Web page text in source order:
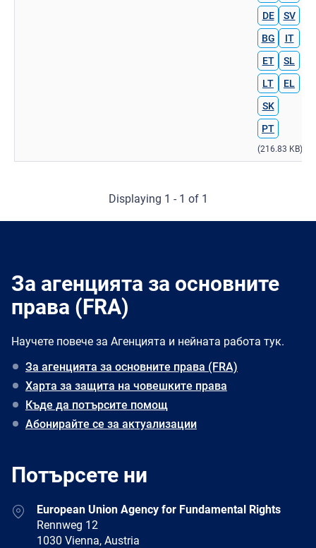
DE
SV
BG
IT
ET
SL
LT
EL
SK
PT
(216.83 KB)
Displaying 1 - 1 of 1
За агенцията за основните
права (FRA)
Научете повече за Агенцията и нейната работа тук.
За агенцията за основните права (FRA)
Харта за защита на човешките права
Къде да потърсите помощ
Абонирайте се за актуализации
Потърсете ни
AddressEuropean Union Agency for Fundamental Rights
Rennweg 12
1030 Vienna, Austria